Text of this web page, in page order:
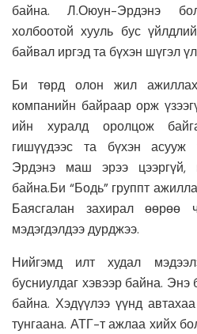
байна. Л.Оюун-Эрдэнэ
холбоотой хууль бус
байвал иргэд та бүхэн шүгэл
Би төрд олон жил
компанийн байраар орж
ийн хуралд оролцож
гишүүдээс та бүхэн асууж
Эрдэнэ маш эрээ
байна.Би “Бодь” группт
Баясгалан захирал өөрөө
мэдэгдэлдээ дурджээ.
Нийгэмд илт худал
бусниулдаг хэвээр байна. Энэ
байна. Хэдүүлээ үүнд
тунгаана. АТГ-т ажлаа хийх